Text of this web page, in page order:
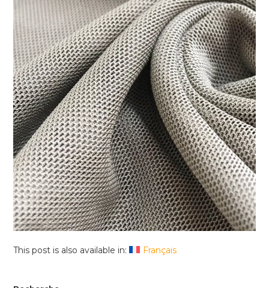
This post is also available in: Français